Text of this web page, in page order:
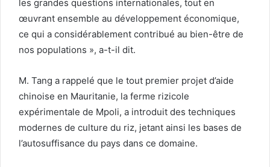
les grandes questions internationales, tout en
œuvrant ensemble au développement économique,
ce qui a considérablement contribué au bien-être de
nos populations », a-t-il dit.
M. Tang a rappelé que le tout premier projet d’aide
chinoise en Mauritanie, la ferme rizicole
expérimentale de Mpoli, a introduit des techniques
modernes de culture du riz, jetant ainsi les bases de
l’autosuffisance du pays dans ce domaine.